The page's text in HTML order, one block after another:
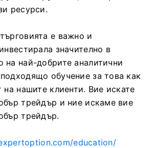
ресурси.
е важно и
значително в
на най-добрите аналитични
обучение за това как
на нашите клиенти. Вие искате
трейдър и ние искаме вие
трейдър.
education/